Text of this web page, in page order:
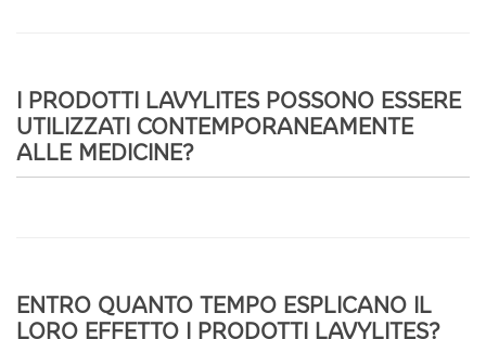
I PRODOTTI LAVYLITES POSSONO ESSERE
UTILIZZATI CONTEMPORANEAMENTE
ALLE MEDICINE?
ENTRO QUANTO TEMPO ESPLICANO IL
LORO EFFETTO I PRODOTTI LAVYLITES?